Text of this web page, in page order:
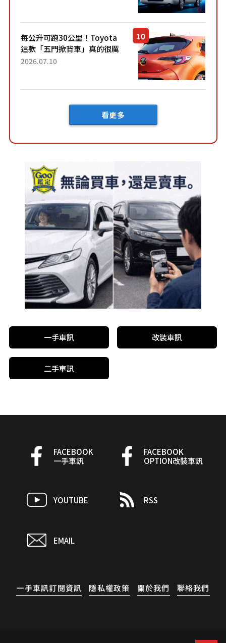
車？...
每公升可跑30公里！Toyota
這款「五門掀背車」真的很厲
害！ 擁有全長4.3公尺的「剛剛
2026.07.10
看更多
一手車訊 改裝車訊
二手車訊
FACEBOOK
一手車訊
FACEBOOK
OPTION改裝車訊
YOUTUBE RSS
EMAIL
一手車訊訂閱資訊 隱私權政策 關於我們 聯絡我們